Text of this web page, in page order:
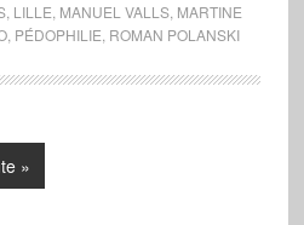
, LILLE MANUEL VALLS, MARTINE
, PÉDOPHILIE ROMAN POLANSKI
»